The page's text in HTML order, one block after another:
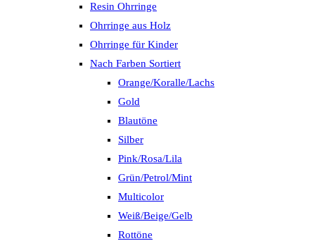
Resin Ohrringe
Ohrringe aus Holz
Ohrringe für Kinder
Nach Farben Sortiert
Orange/Koralle/Lachs
Gold
Blautöne
Silber
Pink/Rosa/Lila
Grün/Petrol/Mint
Multicolor
Weiß/Beige/Gelb
Rottöne